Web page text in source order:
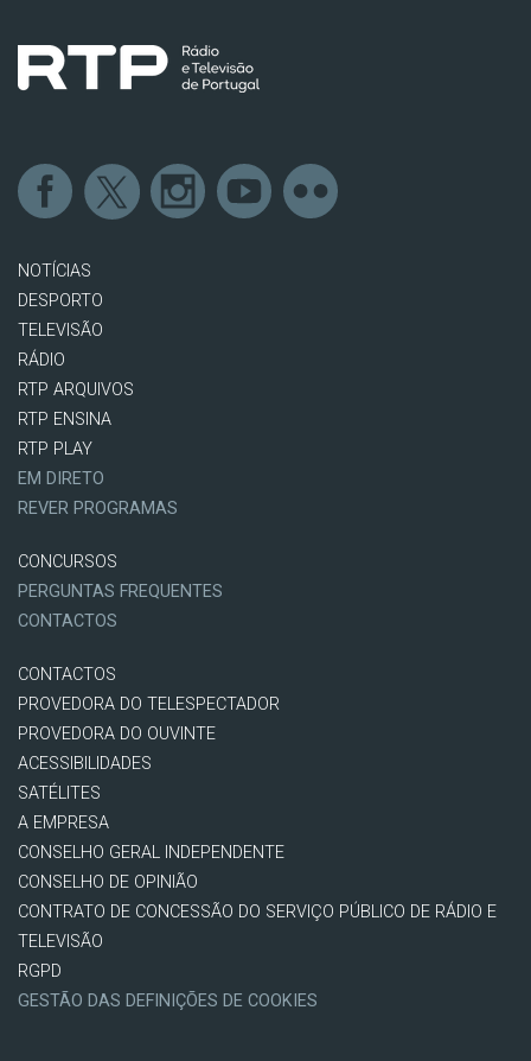
NOTÍCIAS
DESPORTO
TELEVISÃO
RÁDIO
RTP ARQUIVOS
RTP ENSINA
RTP PLAY
EM DIRETO
REVER PROGRAMAS
CONCURSOS
PERGUNTAS FREQUENTES
CONTACTOS
CONTACTOS
PROVEDORA DO TELESPECTADOR
PROVEDORA DO OUVINTE
ACESSIBILIDADES
SATÉLITES
A EMPRESA
CONSELHO GERAL INDEPENDENTE
CONSELHO DE OPINIÃO
CONTRATO DE CONCESSÃO DO SERVIÇO PÚBLICO DE RÁDIO E
TELEVISÃO
RGPD
GESTÃO DAS DEFINIÇÕES DE COOKIES